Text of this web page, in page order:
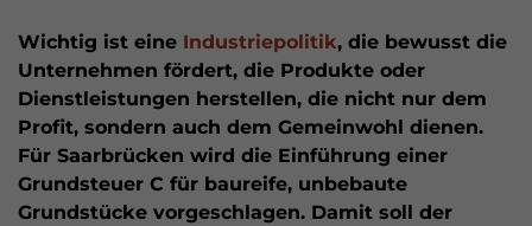
Wichtig ist eine Industriepolitik, die bewusst die
Unternehmen fördert, die Produkte oder
Dienstleistungen herstellen, die nicht nur dem
Profit, sondern auch dem Gemeinwohl dienen.
Für Saarbrücken wird die Einführung einer
Grundsteuer C für baureife, unbebaute
Grundstücke vorgeschlagen. Damit soll der